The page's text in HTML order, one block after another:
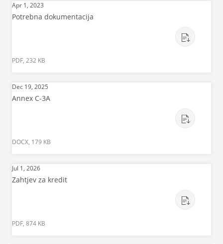
Apr 1, 2023
Potrebna dokumentacija
PDF, 232 KB
Dec 19, 2025
Annex C-3A
DOCX, 179 KB
Jul 1, 2026
Zahtjev za kredit
PDF, 874 KB